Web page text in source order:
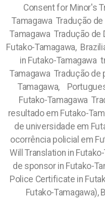
Consent for Minor's
Tamagawa Tradução
Tamagawa Tradução de
Futako-Tamagawa,
in Futako-Tamagawa
Tamagawa Tradução de
Tamagawa,
Futako-Tamagawa
resultado em Futako-
de universidade em
ocorrência policial em
Will Translation in
de sponsor in Futako-
Police Certificate in
Futako-Tamagawa),